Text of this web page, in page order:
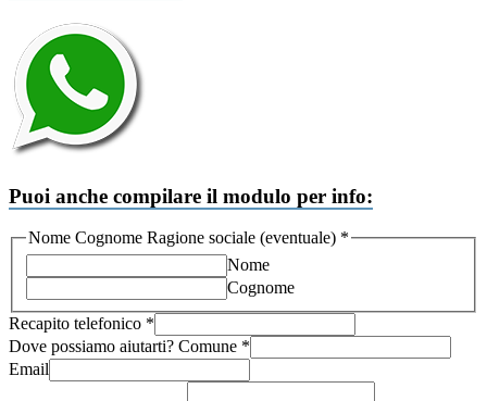
Puoi anche compilare il modulo per info:
Nome Cognome Ragione sociale (eventuale) *
Nome
Cognome
Recapito telefonico *
Dove possiamo aiutarti? Comune *
(eventuale)
Recapito
Email